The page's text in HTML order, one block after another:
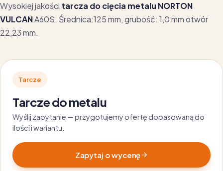
Wysokiej jakości tarcza do cięcia metalu NORTON
VULCANA60S. Średnica:125 mm, grubość: 1,0 mm otwór
22,23 mm.
Tarcze
Tarcze do metalu
Wyślij zapytanie — przygotujemy ofertę dopasowaną do
ilości i wariantu.
Zapytaj o wycenę